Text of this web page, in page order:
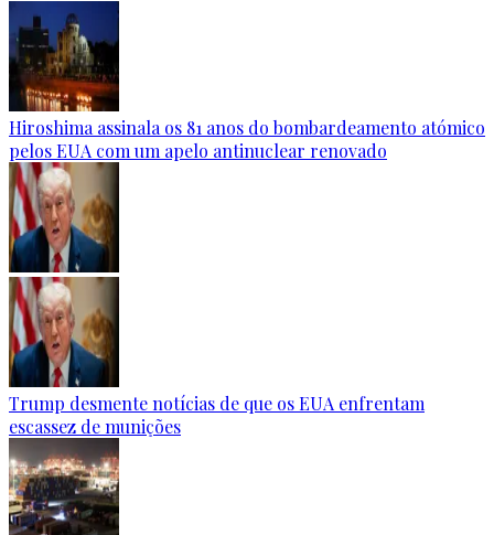
Hiroshima assinala os 81 anos do bombardeamento atómico
pelos EUA com um apelo antinuclear renovado
Trump desmente notícias de que os EUA enfrentam
escassez de munições